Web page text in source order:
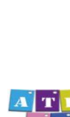
Atrakcje Krynicy